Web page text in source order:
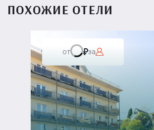
ПОХОЖИЕ ОТЕЛИ
от за